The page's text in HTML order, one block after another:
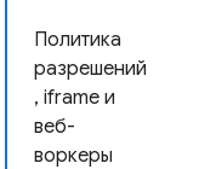
Политика
разрешений
, iframe и
веб-
воркеры